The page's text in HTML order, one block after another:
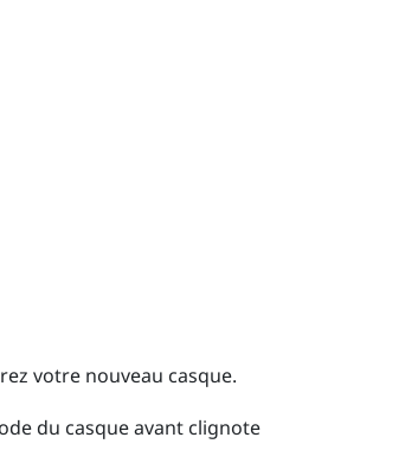
votre nouveau casque.
du casque avant clignote